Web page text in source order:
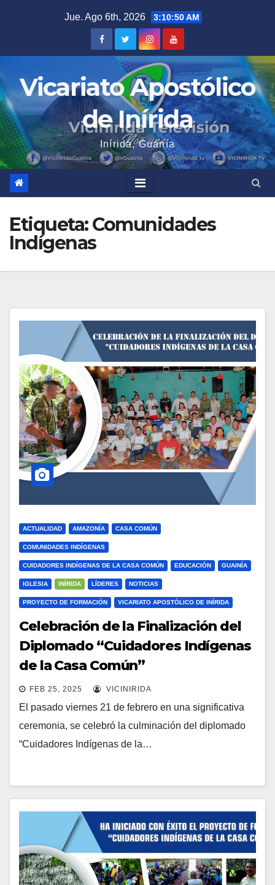
Jue. Ago 6th, 2026 3:10:51 AM
Vicariato Apostólico
de Inírida
Inírida, Guanía
Etiqueta:Comunidades
Indígenas
ACTUALIDAD AMAZONÍA CASA COMÚN
COMUNIDADES INDÍGENAS
CUIDADORES INDÍGENAS DE LA CASA COMÚN EDUCACIÓN GUAINÍA
IGLESIA INÍRIDA LÍDERES NOTICIAS
PROYECTO DE FORMACIÓN VICARIATO APOSTÓLICO DE INÍRIDA
Celebración de la Finalización del
Diplomado “Cuidadores Indígenas
de la Casa Común”
FEB 25, 2025 VICINIRIDA
El pasado viernes 21 de febrero en una significativa
ceremonia, se celebró la culminación del diplomado
“Cuidadores Indígenas de la…